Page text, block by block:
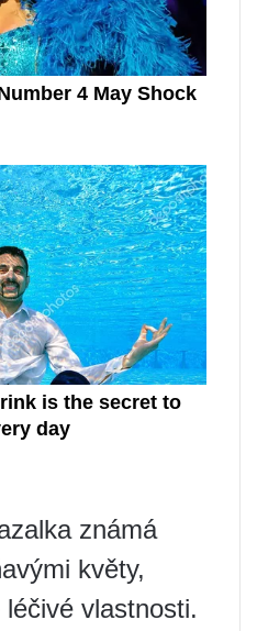
známá
květy,
vlastnosti.